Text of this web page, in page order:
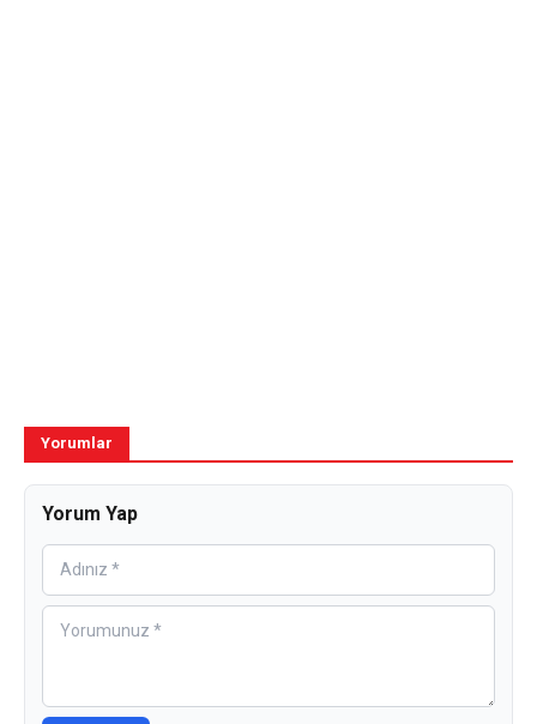
Yorumlar
Yorum Yap